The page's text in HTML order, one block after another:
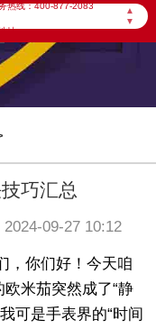
▲
▼
热线：400-877-2083
址：
上海市黄浦区南京东路299号宏伊国际广场写字楼8层806室欧米茄售后服务中心（需提前预约）
巧汇总
09-27 10:12
你们好！今天咱
米茄突然成了“静
可是手表界的“时间